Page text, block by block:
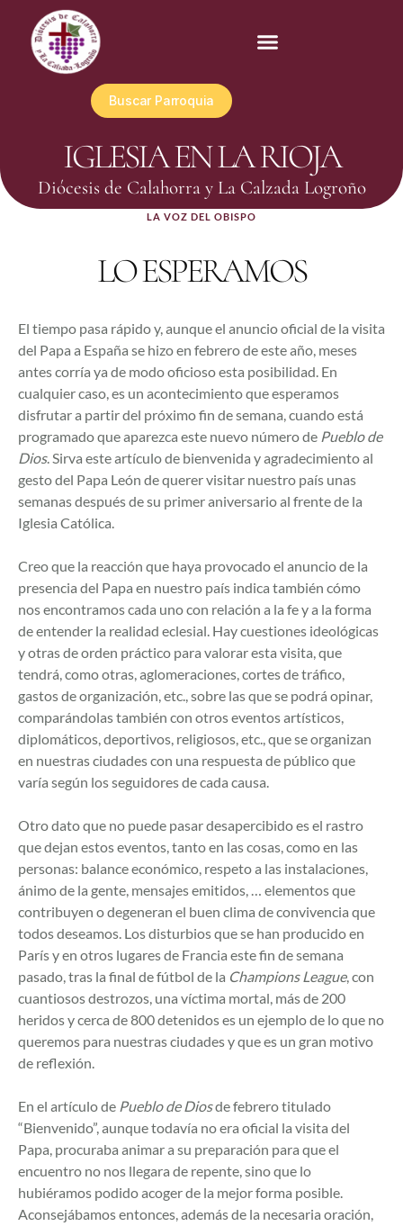
Buscar Parroquia
IGLESIA EN LA RIOJA
Diócesis de Calahorra y La Calzada Logroño
LA VOZ DEL OBISPO
LO ESPERAMOS
El tiempo pasa rápido y, aunque el anuncio oficial de la visita
del Papa a España se hizo en febrero de este año, meses
antes corría ya de modo oficioso esta posibilidad. En
cualquier caso, es un acontecimiento que esperamos
disfrutar a partir del próximo fin de semana, cuando está
programado que aparezca este nuevo número de Pueblo de
Dios. Sirva este artículo de bienvenida y agradecimiento al
gesto del Papa León de querer visitar nuestro país unas
semanas después de su primer aniversario al frente de la
Iglesia Católica.
Creo que la reacción que haya provocado el anuncio de la
presencia del Papa en nuestro país indica también cómo
nos encontramos cada uno con relación a la fe y a la forma
de entender la realidad eclesial. Hay cuestiones ideológicas
y otras de orden práctico para valorar esta visita, que
tendrá, como otras, aglomeraciones, cortes de tráfico,
gastos de organización, etc., sobre las que se podrá opinar,
comparándolas también con otros eventos artísticos,
diplomáticos, deportivos, religiosos, etc., que se organizan
en nuestras ciudades con una respuesta de público que
varía según los seguidores de cada causa.
Otro dato que no puede pasar desapercibido es el rastro
que dejan estos eventos, tanto en las cosas, como en las
personas: balance económico, respeto a las instalaciones,
ánimo de la gente, mensajes emitidos, … elementos que
contribuyen o degeneran el buen clima de convivencia que
todos deseamos. Los disturbios que se han producido en
París y en otros lugares de Francia este fin de semana
pasado, tras la final de fútbol de la Champions League, con
cuantiosos destrozos, una víctima mortal, más de 200
heridos y cerca de 800 detenidos es un ejemplo de lo que no
queremos para nuestras ciudades y que es un gran motivo
de reflexión.
En el artículo de Pueblo de Diosde febrero titulado
“Bienvenido”, aunque todavía no era oficial la visita del
Papa, procuraba animar a su preparación para que el
encuentro no nos llegara de repente, sino que lo
hubiéramos podido acoger de la mejor forma posible.
Aconsejábamos entonces, además de la necesaria oración,